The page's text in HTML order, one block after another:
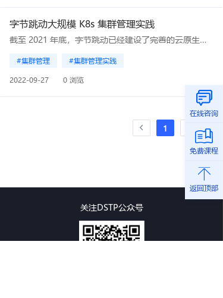
字节跳动大规模 K8s 集群管理实践
截至 2021 年底，字节跳动已经建设了完善的云原生基础设施：拥有 200 多个生产集群，共计 50 万节点，容器数超过 1000 万；拥有 10 万多在线微服务，平均每日变更数达 2 万次，离线任务数超过 1.4 亿。
#集群管理
#集群管理实践
2022-09-27
0 浏览
1
关注DSTP公众号
在线咨询
免费课程
返回顶部